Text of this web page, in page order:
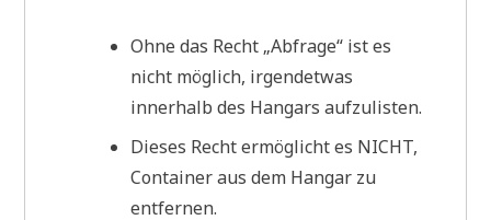
Ohne das Recht „Abfrage“ ist es
nicht möglich, irgendetwas
innerhalb des Hangars aufzulisten.
Dieses Recht ermöglicht es NICHT,
Container aus dem Hangar zu
entfernen.